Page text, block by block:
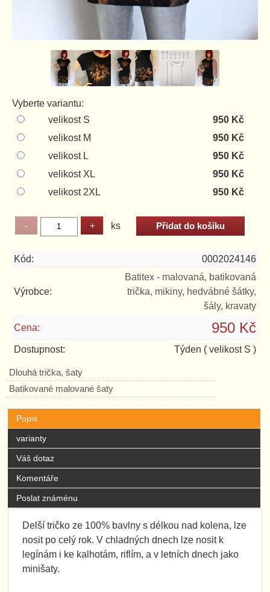
Vyberte variantu:
velikost S
950 Kč
velikost M
950 Kč
velikost L
950 Kč
velikost XL
950 Kč
velikost 2XL
950 Kč
ks
Kód: 0002024146
Výrobce:
Batitex - malovaná, batikovaná
trička, mikiny, hedvábné šátky,
šály, kravaty
Cena: 950 Kč
Dostupnost: Týden ( velikost S )
Dlouhá trička, šaty
Batikované malované šaty
Popis
varianty
Váš dotaz
Komentáře
Poslat známénu
Delší tričko ze 100% bavlny s délkou nad kolena, lze
nosit po celý rok. V chladných dnech lze nosit k
legínám i ke kalhotám, riflím, a v letních dnech jako
minišaty.